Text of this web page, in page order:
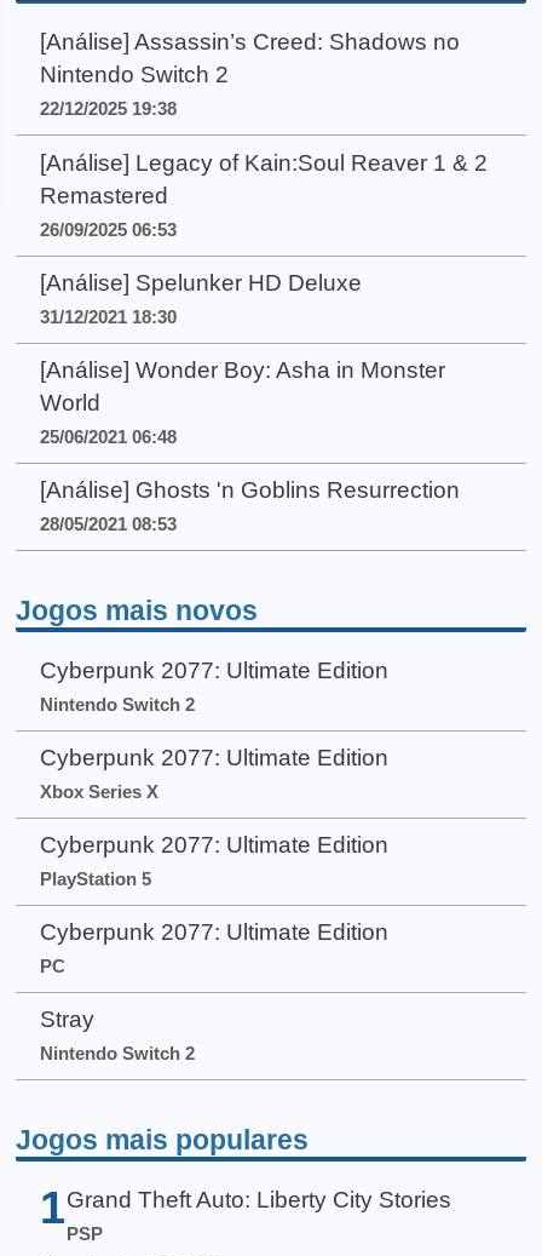
[Análise] Assassin’s Creed: Shadows no
Nintendo Switch 2
22/12/2025 19:38
[Análise] Legacy of Kain:Soul Reaver 1 & 2
Remastered
26/09/2025 06:53
[Análise] Spelunker HD Deluxe
31/12/2021 18:30
[Análise] Wonder Boy: Asha in Monster
World
25/06/2021 06:48
[Análise] Ghosts 'n Goblins Resurrection
28/05/2021 08:53
Jogos mais novos
Cyberpunk 2077: Ultimate Edition
Nintendo Switch 2
Cyberpunk 2077: Ultimate Edition
Xbox Series X
Cyberpunk 2077: Ultimate Edition
PlayStation 5
Cyberpunk 2077: Ultimate Edition
PC
Stray
Nintendo Switch 2
Jogos mais populares
1 Grand Theft Auto: Liberty City Stories
PSP